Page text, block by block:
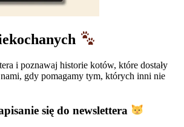
i poznawaj historie kotów, które dostały
gdy pomagamy tym, których inni nie
się do newslettera